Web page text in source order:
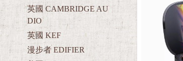
DIO
英國 KEF
漫步者 EDIFIER
美國 Beats